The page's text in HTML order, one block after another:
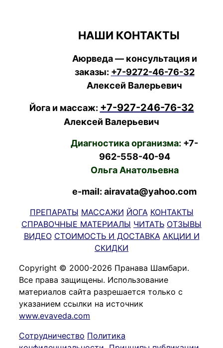
НАШИ КОНТАКТЫ
Аюрведа — консультация и
заказы: +7-9272-46-76-32
Алексей Валерьевич
Йога и массаж: +7-927-246-76-32
Алексей Валерьевич
Диагностика организма: +7-
962-558-40-94
Ольга Анатольевна
e-mail: airavata@yahoo.com
ПРЕПАРАТЫ МАССАЖИ ЙОГА КОНТАКТЫ
СПРАВОЧНЫЕ МАТЕРИАЛЫ ЧИТАТЬ ОТЗЫВЫ
ВИДЕО СТОИМОСТЬ И ДОСТАВКА АКЦИИ И
СКИДКИ
Copyright © 2000-2026 Пранава Шамбари.
Все права защищены. Использование
материалов сайта разрешается только с
указанием ссылки на источник
www.evaveda.com
Сотрудничество Политика